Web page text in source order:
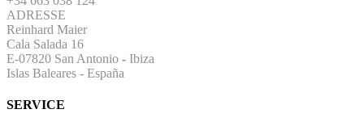
ADRESSE
Reinhard Maier
Cala Salada 16
E-07820 San Antonio - Ibiza
Islas Baleares - España
SERVICE